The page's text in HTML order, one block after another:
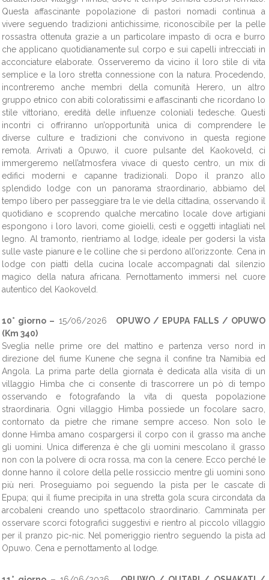
Questa affascinante popolazione di pastori nomadi continua a
vivere seguendo tradizioni antichissime, riconoscibile per la pelle
rossastra ottenuta grazie a un particolare impasto di ocra e burro
che applicano quotidianamente sul corpo e sui capelli intrecciati in
acconciature elaborate. Osserveremo da vicino il loro stile di vita
semplice e la loro stretta connessione con la natura. Procedendo,
incontreremo anche membri della comunità Herero, un altro
gruppo etnico con abiti coloratissimi e affascinanti che ricordano lo
stile vittoriano, eredità delle influenze coloniali tedesche. Questi
incontri ci offriranno un’opportunità unica di comprendere le
diverse culture e tradizioni che convivono in questa regione
remota. Arrivati a Opuwo, il cuore pulsante del Kaokoveld, ci
immergeremo nell’atmosfera vivace di questo centro, un mix di
edifici moderni e capanne tradizionali. Dopo il pranzo allo
splendido lodge con un panorama straordinario, abbiamo del
tempo libero per passeggiare tra le vie della cittadina, osservando il
quotidiano e scoprendo qualche mercatino locale dove artigiani
espongono i loro lavori, come gioielli, cesti e oggetti intagliati nel
legno. Al tramonto, rientriamo al lodge, ideale per godersi la vista
sulle vaste pianure e le colline che si perdono all’orizzonte. Cena in
lodge con piatti della cucina locale accompagnati dal silenzio
magico della natura africana. Pernottamento immersi nel cuore
autentico del Kaokoveld.
10° giorno – 15/06/2026 OPUWO / EPUPA FALLS / OPUWO
(Km 340)
Sveglia nelle prime ore del mattino e partenza verso nord in
direzione del fiume Kunene che segna il confine tra Namibia ed
Angola. La prima parte della giornata è dedicata alla visita di un
villaggio Himba che ci consente di trascorrere un pò di tempo
osservando e fotografando la vita di questa popolazione
straordinaria. Ogni villaggio Himba possiede un focolare sacro,
contornato da pietre che rimane sempre acceso. Non solo le
donne Himba amano cospargersi il corpo con il grasso ma anche
gli uomini. Unica differenza è che gli uomini mescolano il grasso
non con la polvere di ocra rossa, ma con la cenere. Ecco perché le
donne hanno il colore della pelle rossiccio mentre gli uomini sono
più neri. Proseguiamo poi seguendo la pista per le cascate di
Epupa; qui il fiume precipita in una stretta gola scura circondata da
arcobaleni creando uno spettacolo straordinario. Camminata per
osservare scorci fotografici suggestivi e rientro al piccolo villaggio
per il pranzo pic-nic. Nel pomeriggio rientro seguendo la pista ad
Opuwo. Cena e pernottamento al lodge.